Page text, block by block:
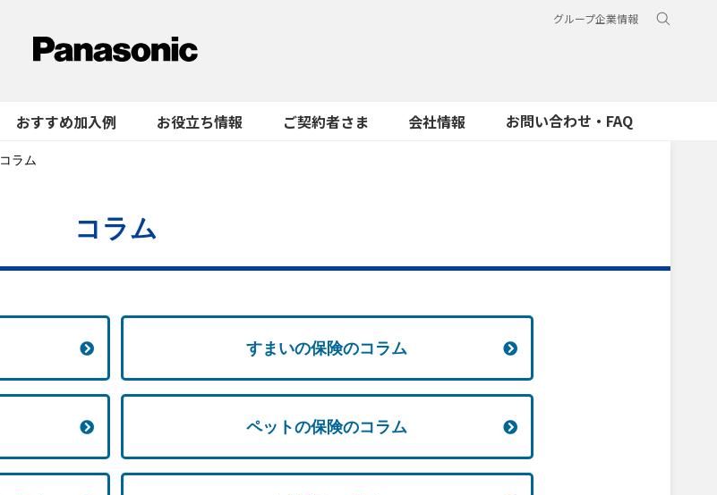
グループ企業情報
おすすめ加入例 お役立ち情報 ご契約者さま 会社情報 お問い合わせ・FAQ
コラム
コラム
すまいの保険のコラム
ペットの保険のコラム